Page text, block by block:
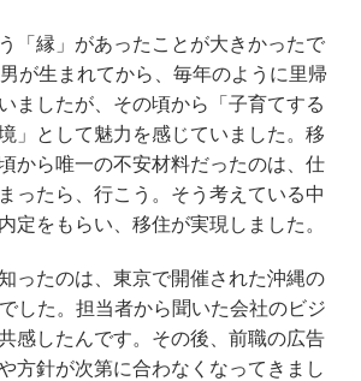
「縁」があったことが大きかったで
が生まれてから、毎年のように里帰
ましたが、その頃から「子育てする
」として魅力を感じていました。移
から唯一の不安材料だったのは、仕
ったら、行こう。そう考えている中
定をもらい、移住が実現しました。
ったのは、東京で開催された沖縄の
した。担当者から聞いた会社のビジ
感したんです。その後、前職の広告
方針が次第に合わなくなってきまし